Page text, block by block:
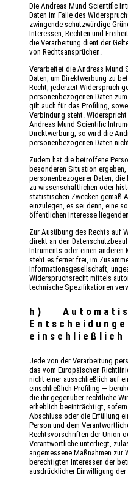
Die Andreas Mund Scientific
Daten im Falle des
zwingende schutzwürdige
Interessen, Rechten und
die Verarbeitung dient der
von Rechtsansprüchen.
Verarbeitet die Andreas Mund
Daten, um Direktwerbung zu
Recht, jederzeit Widerspruch
personenbezogenen Daten
gilt auch für das Profiling,
Verbindung steht.
Andreas Mund Scientific
Direktwerbung, so wird die
personenbezogenen Daten
Zudem hat die betroffene
besonderen Situation
personenbezogener Daten,
zu wissenschaftlichen oder
statistischen Zwecken gemäß
einzulegen, es sei denn, eine
öffentlichen Interesse
Zur Ausübung des Rechts auf
direkt an den
Intruments oder einen anderen
steht es ferner frei, im
Informationsgesellschaft,
Widerspruchsrecht mittels
technische Spezifikationen
h)
einschließlich
Jede von der Verarbeitung
das vom Europäischen
nicht einer ausschließlich auf
einschließlich Profiling —
die ihr gegenüber rechtliche
erheblich beeinträchtigt,
Abschluss oder die Erfüllung
Person und dem
Rechtsvorschriften der Union
Verantwortliche unterliegt,
angemessene Maßnahmen zur
berechtigten Interessen der
ausdrücklicher Einwilligung